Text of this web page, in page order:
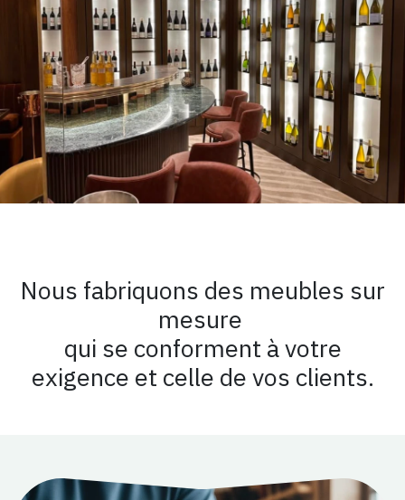
Nous fabriquons des meubles sur
mesure
qui se conforment à votre
exigence et celle de vos clients.